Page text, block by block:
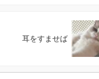
耳をすませば